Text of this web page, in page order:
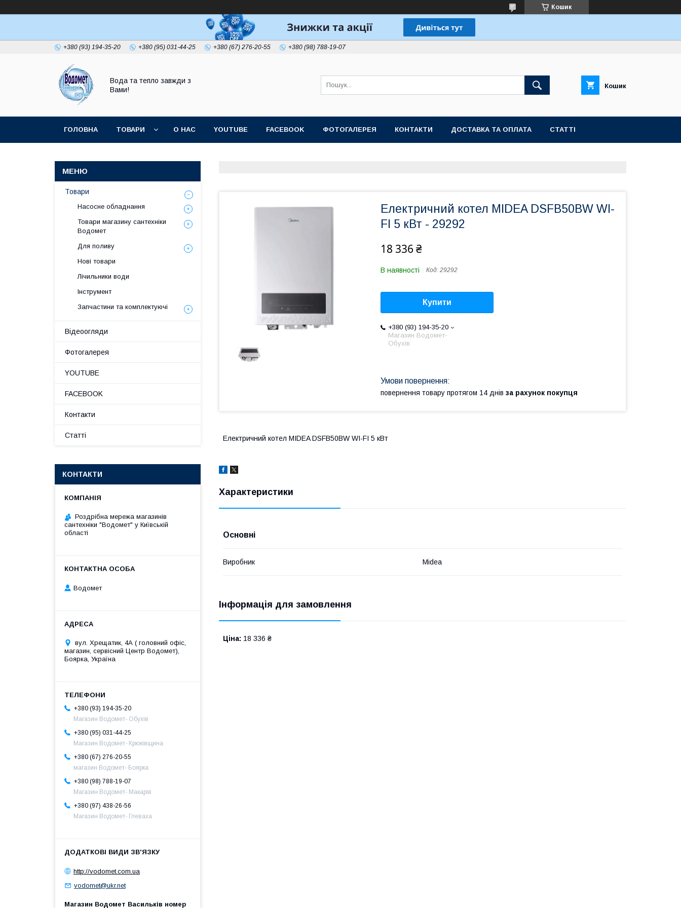
Кошик
+380 (93) 194-35-20 +380 (95) 031-44-25 +380 (67) 276-20-55 +380 (98) 788-19-07
Вода та тепло завжди з
Вами!
Кошик
ГОЛОВНА ТОВАРИ О НАС YOUTUBE FACEBOOK ФОТОГАЛЕРЕЯ КОНТАКТИ ДОСТАВКА ТА ОПЛАТА СТАТТІ
Електричний котел MIDEA DSFB50BW WI-
FI 5 кВт - 29292
18 336 ₴
В наявності Код: 29292
Купити
+380 (93) 194-35-20
Магазин Водомет-
Обухів
повернення товару протягом 14 днів за рахунок покупця
Електричний котел MIDEA DSFB50BW WI-FI 5 кВт
Характеристики
Основні
Виробник Midea
Інформація для замовлення
Ціна: 18 336 ₴
Товари
Насосне обладнання
Товари магазину сантехніки
Водомет
Для поливу
Нові товари
Лічильники води
Інструмент
Запчастини та комплектуючі
Відеоогляди
Фотогалерея
YOUTUBE
FACEBOOK
Контакти
Статті
КОНТАКТИ
Роздрібна мережа магазинів
сантехніки "Водомет" у Київській
області
Водомет
вул. Хрещатик, 4А ( головний офіс,
магазин, сервісний Центр Водомет),
Боярка, Україна
+380 (93) 194-35-20
Магазин Водомет- Обухів
+380 (95) 031-44-25
Магазин Водомет- Крюківщина
+380 (67) 276-20-55
магазин Водомет- Боярка
+380 (98) 788-19-07
Магазин Водомет- Макарів
+380 (97) 438-26-56
Магазин Водомет- Глеваха
http://vodomet.com.ua
vodomet@ukr.net
Магазин Водомет Васильків номер